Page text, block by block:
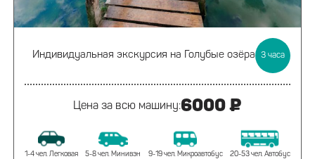
Индивидуальная экскурсия на Голубые озёра 3часа
Цена за всю машину:6000 ₽
1-4 чел. Легковая 5-8 чел. Минивэн 9-19 чел. Микроавтобус 20-53 чел. Автобус